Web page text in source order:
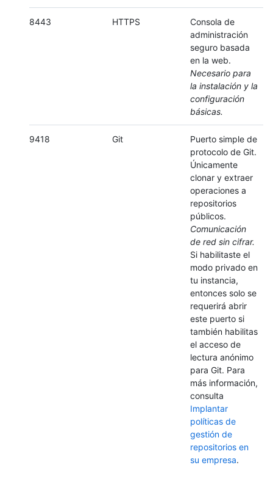
8443 HTTPS
Consola de
administración
seguro basada
en la web.
Necesario para
la instalación y la
configuración
básicas.
9418 Git
Puerto simple de
protocolo de Git.
Únicamente
clonar y extraer
operaciones a
repositorios
públicos.
Comunicación
de red sin cifrar.
Si habilitaste el
modo privado en
tu instancia,
entonces solo se
requerirá abrir
este puerto si
también habilitas
el acceso de
lectura anónimo
para Git. Para
más información,
consulta
Implantar
políticas de
gestión de
repositorios en
su empresa.